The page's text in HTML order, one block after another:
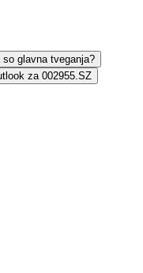
so glavna tveganja?
za 002955.SZ